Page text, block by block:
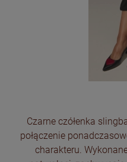
Czarne czółenka
połączenie
charakteru.